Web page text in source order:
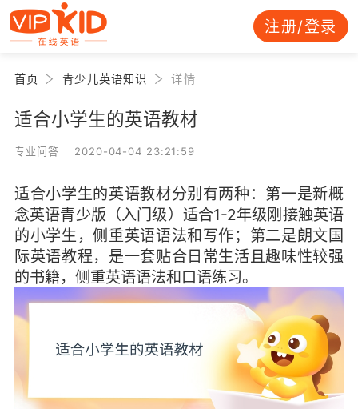
注册/登录
首页 青少儿英语知识 详情
适合小学生的英语教材
专业问答 2020-04-04 23:21:59
适合小学生的英语教材分别有两种：第一是新概
念英语青少版（入门级）适合1-2年级刚接触英语
的小学生，侧重英语语法和写作；第二是朗文国
际英语教程，是一套贴合日常生活且趣味性较强
的书籍，侧重英语语法和口语练习。